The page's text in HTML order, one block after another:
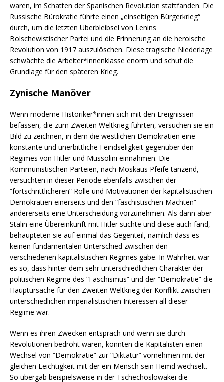
waren, im Schatten der Spanischen Revolution stattfanden. Die
Russische Bürokratie führte einen „einseitigen Bürgerkrieg“
durch, um die letzten Überbleibsel von Lenins
Bolschewistischer Partei und die Erinnerung an die heroische
Revolution von 1917 auszulöschen. Diese tragische Niederlage
schwächte die Arbeiter*innenklasse enorm und schuf die
Grundlage für den späteren Krieg.
Zynische Manöver
Wenn moderne Historiker*innen sich mit den Ereignissen
befassen, die zum Zweiten Weltkrieg führten, versuchen sie ein
Bild zu zeichnen, in dem die westlichen Demokratien eine
konstante und unerbittliche Feindseligkeit gegenüber den
Regimes von Hitler und Mussolini einnahmen. Die
Kommunistischen Parteien, nach Moskaus Pfeife tanzend,
versuchten in dieser Periode ebenfalls zwischen der
“fortschrittlicheren” Rolle und Motivationen der kapitalistischen
Demokratien einerseits und den “faschistischen Mächten”
andererseits eine Unterscheidung vorzunehmen. Als dann aber
Stalin eine Übereinkunft mit Hitler suchte und diese auch fand,
behaupteten sie auf einmal das Gegenteil, nämlich dass es
keinen fundamentalen Unterschied zwischen den
verschiedenen kapitalistischen Regimes gäbe. In Wahrheit war
es so, dass hinter dem sehr unterschiedlichen Charakter der
politischen Regime des “Faschismus” und der “Demokratie” die
Hauptursache für den Zweiten Weltkrieg der Konflikt zwischen
unterschiedlichen imperialistischen Interessen all dieser
Regime war.
Wenn es ihren Zwecken entsprach und wenn sie durch
Revolutionen bedroht waren, konnten die Kapitalisten einen
Wechsel von “Demokratie” zur “Diktatur” vornehmen mit der
gleichen Leichtigkeit mit der ein Mensch sein Hemd wechselt.
So übergab beispielsweise in der Tschechoslowakei die